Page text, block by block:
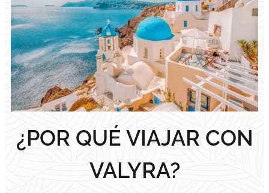
¿POR QUÉ VIAJAR CON
VALYRA?